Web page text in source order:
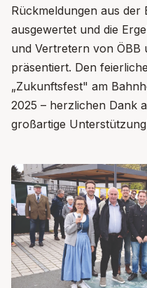
Rückmeldungen aus der
ausgewertet und die
und Vertretern von ÖBB
präsentiert. Den
„Zukunftsfest" am
2025 – herzlichen Dank
großartige Unterstü